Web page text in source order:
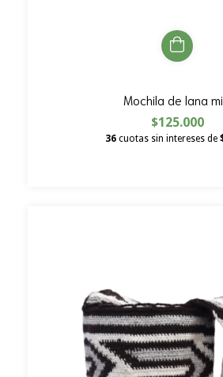
Mochila de lana
$125.000
36 cuotas sin intereses de